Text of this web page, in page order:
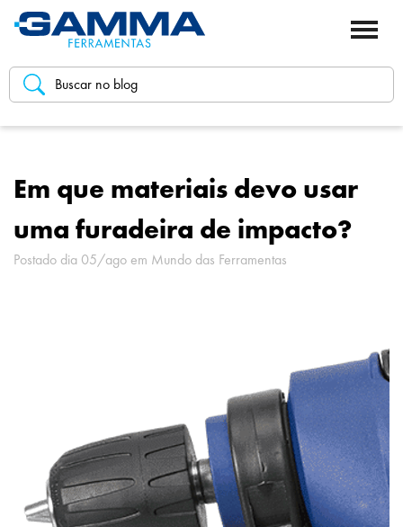
Em que materiais devo usar
uma furadeira de impacto?
Postado dia 05/ago em Mundo das Ferramentas